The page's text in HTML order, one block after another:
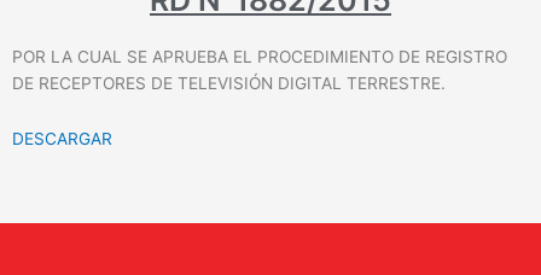
POR LA CUAL SE APRUEBA EL PROCEDIMIENTO DE REGISTRO
DE RECEPTORES DE TELEVISIÓN DIGITAL TERRESTRE.
DESCARGAR